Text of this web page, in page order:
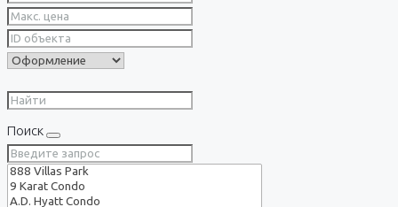
Поиск